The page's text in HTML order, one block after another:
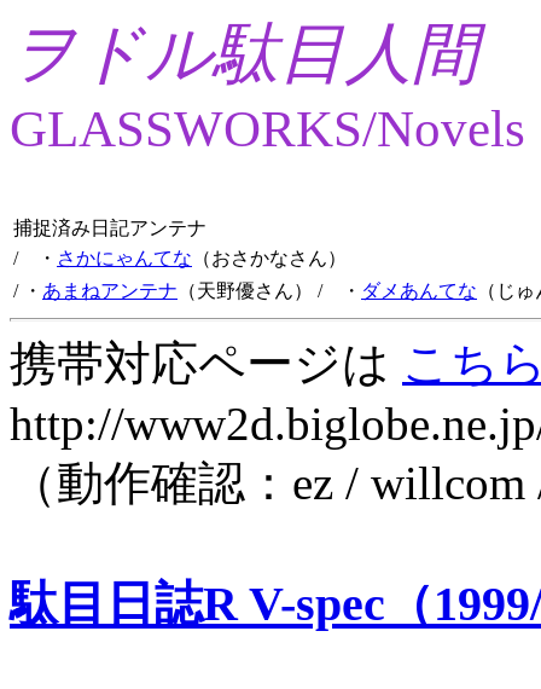
ヲドル駄目人間
GLASSWORKS/Novels
捕捉済み日記アンテナ
/ ・ さかにゃんてな （おさかなさん）
/ ・ あまねアンテナ （天野優さん） / ・ ダメあんてな （じ
携帯対応ページは こち
http://
（動作確認：ez /
駄目日誌R V-spec（